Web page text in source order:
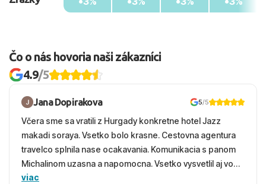
Čo o nás hovoria naši zákazníci
4.9/5
Jana Dopirakova 5/5
Včera sme sa vratili z Hurgady konkretne hotel Jazz
makadi soraya. Vsetko bolo krasne. Cestovna agentura
travelco splnila nase ocakavania. Komunikacia s panom
Michalinom uzasna a napomocna. Vsetko vysvetlil aj vo
vecernych hodinach zaco sa ospravedlnujem. Hotel
viac